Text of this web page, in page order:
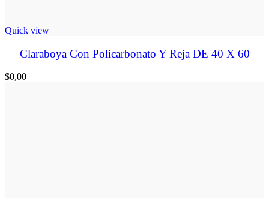
Quick view
Claraboya Con Policarbonato Y Reja DE 40 X 60
$0,00